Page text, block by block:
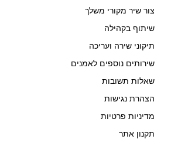
צור שיר מקורי משלך
שיתוף בקהילה
תיקוני שירה ועריכה
שירותים נוספים לאמנים
שאלות תשובות
הצהרת נגישות
מדיניות פרטיות
תקנון אתר